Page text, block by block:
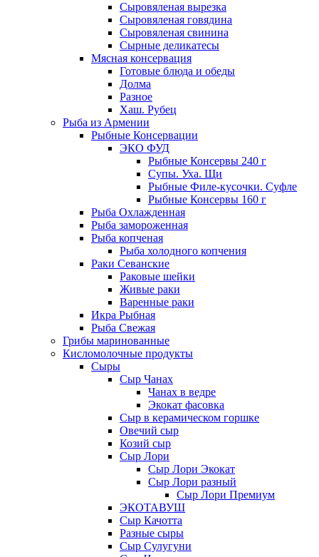
Сыровяленая вырезка
Сыровяленая говядина
Сыровяленая свинина
Сырные деликатесы
Мясная консервация
Готовые блюда и обеды
Долма
Разное
Хаш. Рубец
Рыба из Армении
Рыбные Консервации
ЭКО ФУД
Рыбные Консервы 240 г
Супы. Уха. Щи
Рыбные Филе-кусочки. Суфле
Рыбные Консервы 160 г
Рыба Охлажденная
Рыба замороженная
Рыба копченая
Рыба холодного копчения
Раки Севанские
Раковые шейки
Живые раки
Варенные раки
Икра Рыбная
Рыба Свежая
Грибы маринованные
Кисломолочные продукты
Сыры
Сыр Чанах
Чанах в ведре
Экокат фасовка
Сыр в керамическом горшке
Овечий сыр
Козий сыр
Сыр Лори
Сыр Лори Экокат
Сыр Лори разный
Сыр Лори Премиум
ЭКОТАВУШ
Сыр Качотта
Разные сыры
Сыр Сулугуни